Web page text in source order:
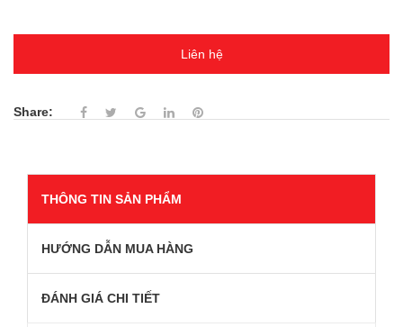
Liên hệ
Share:
THÔNG TIN SẢN PHẨM
HƯỚNG DẪN MUA HÀNG
ĐÁNH GIÁ CHI TIẾT